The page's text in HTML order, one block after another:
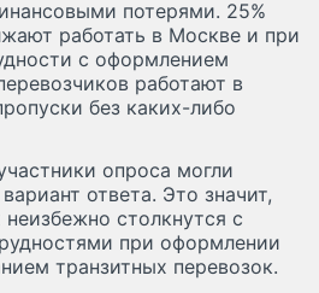
потерями. 25%
работать в Москве и при
с оформлением
работают в
без каких-либо
опроса могли
ответа. Это значит,
столкнутся с
при оформлении
транзитных перевозок.